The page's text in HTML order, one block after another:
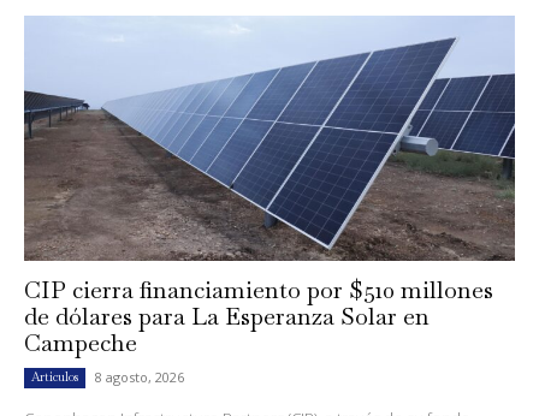
CIP cierra financiamiento por $510 millones
de dólares para La Esperanza Solar en
Campeche
Artículos 8 agosto, 2026